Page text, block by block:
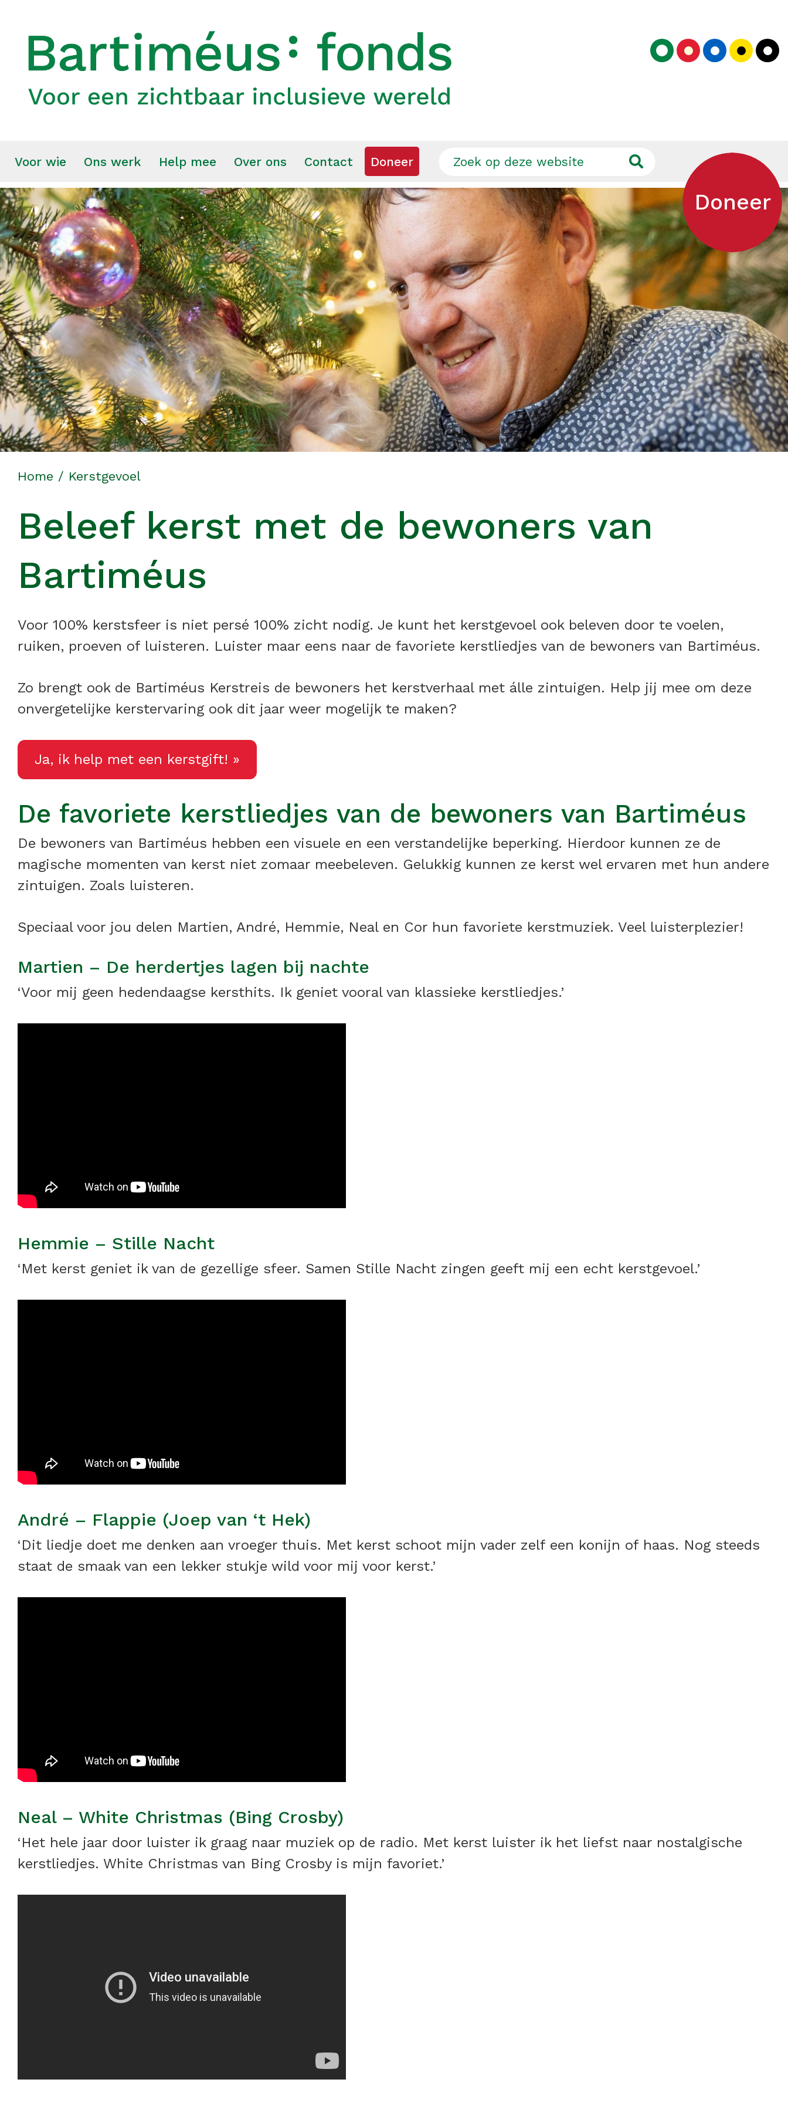
Voor wie Ons werk Help mee Over ons Contact Doneer
Doneer
Home / Kerstgevoel
Beleef kerst met de bewoners van
Bartiméus
Voor 100% kerstsfeer is niet persé 100% zicht nodig. Je kunt het kerstgevoel ook beleven door te voelen,
ruiken, proeven of luisteren. Luister maar eens naar de favoriete kerstliedjes van de bewoners van Bartiméus.
Zo brengt ook de Bartiméus Kerstreis de bewoners het kerstverhaal met álle zintuigen. Help jij mee om deze
onvergetelijke kerstervaring ook dit jaar weer mogelijk te maken?
Ja, ik help met een kerstgift! »
De favoriete kerstliedjes van de bewoners van Bartiméus
De bewoners van Bartiméus hebben een visuele en een verstandelijke beperking. Hierdoor kunnen ze de
magische momenten van kerst niet zomaar meebeleven. Gelukkig kunnen ze kerst wel ervaren met hun andere
zintuigen. Zoals luisteren.
Speciaal voor jou delen Martien, André, Hemmie, Neal en Cor hun favoriete kerstmuziek. Veel luisterplezier!
Martien – De herdertjes lagen bij nachte
‘Voor mij geen hedendaagse kersthits. Ik geniet vooral van klassieke kerstliedjes.’
Hemmie – Stille Nacht
‘Met kerst geniet ik van de gezellige sfeer. Samen Stille Nacht zingen geeft mij een echt kerstgevoel.’
André – Flappie (Joep van ‘t Hek)
‘Dit liedje doet me denken aan vroeger thuis. Met kerst schoot mijn vader zelf een konijn of haas. Nog steeds
staat de smaak van een lekker stukje wild voor mij voor kerst.’
Neal – White Christmas (Bing Crosby)
‘Het hele jaar door luister ik graag naar muziek op de radio. Met kerst luister ik het liefst naar nostalgische
kerstliedjes. White Christmas van Bing Crosby is mijn favoriet.’